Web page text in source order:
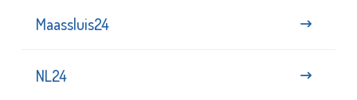
Maassluis24
NL24